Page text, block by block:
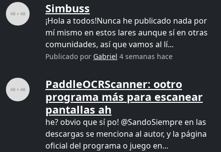
Simbuss
¡Hola a todos!Nunca he publicado nada por
mí mismo en estos lares aunque sí en otras
comunidades, así que vamos al lí...
Publicado por Gabriel 4 semanas hace
PaddleOCRScanner: ootro
programa más para escanear
pantallas ah
he? obvio que sí po! @SandoSiempre en las
descargas se menciona al autor, y la página
oficial del programa o juego en...